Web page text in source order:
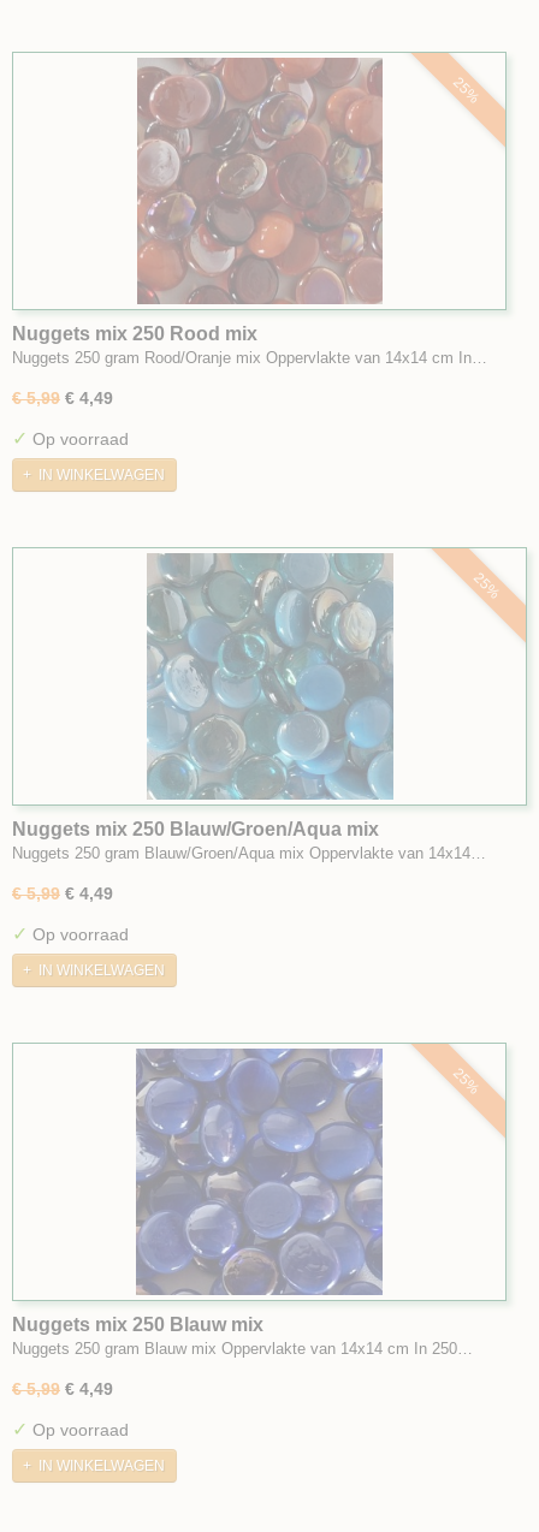
25%
Nuggets mix 250 Rood mix
Nuggets 250 gram Rood/Oranje mix Oppervlakte van 14x14 cm In…
€ 5,99 € 4,49
✓ Op voorraad
IN WINKELWAGEN
25%
Nuggets mix 250 Blauw/Groen/Aqua mix
Nuggets 250 gram Blauw/Groen/Aqua mix Oppervlakte van 14x14…
€ 5,99 € 4,49
✓ Op voorraad
IN WINKELWAGEN
25%
Nuggets mix 250 Blauw mix
Nuggets 250 gram Blauw mix Oppervlakte van 14x14 cm In 250…
€ 5,99 € 4,49
✓ Op voorraad
IN WINKELWAGEN